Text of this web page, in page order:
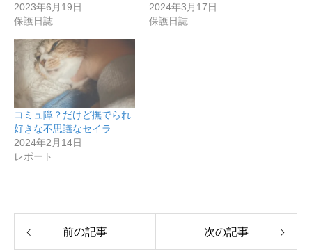
2023年6月19日
保護日誌
2024年3月17日
保護日誌
コミュ障？だけど撫でられ
好きな不思議なセイラ
2024年2月14日
レポート
前の記事 次の記事